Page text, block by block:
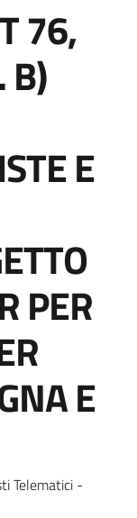
76,
B)
E
PER
E
Telematici -